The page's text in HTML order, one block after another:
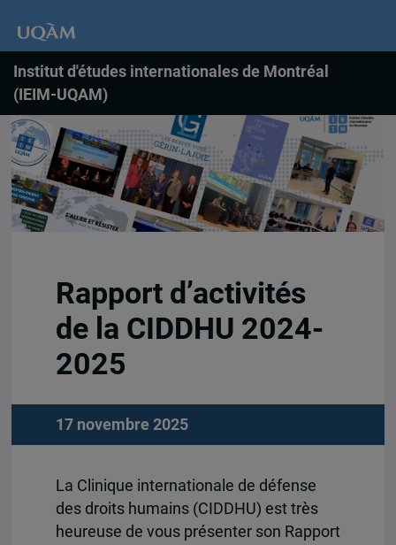
Institut d'études internationales de Montréal
(IEIM-UQAM)
Rapport d’activités
de la CIDDHU 2024-
2025
17 novembre 2025
La Clinique internationale de défense
des droits humains (CIDDHU) est très
heureuse de vous présenter son Rapport